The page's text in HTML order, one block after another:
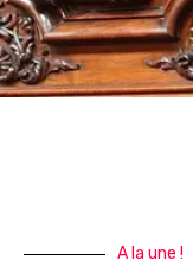
A la une !